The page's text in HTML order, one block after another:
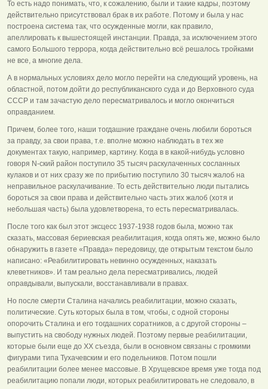
То есть надо понимать, что, к сожалению, были и такие кадры, поэтому
действительно присутствовал брак в их работе. Потому и была у нас
построена система так, что осужденные могли, как правило,
апеллировать к вышестоящей инстанции. Правда, за исключением этого
самого Большого террора, когда действительно всё решалось тройками
не все, а многие дела.
А в нормальных условиях дело могло перейти на следующий уровень, на
областной, потом дойти до республиканского суда и до Верховного суда
СССР и там зачастую дело пересматривалось и могло окончиться
оправданием.
Причем, более того, наши тогдашние граждане очень любили бороться
за правду, за свои права, т.е. вполне можно наблюдать в тех же
документах такую, например, картину. Когда в в какой-нибудь условно
говоря N-ский район поступило 35 тысяч раскулаченных сосланных
кулаков и от них сразу же по прибытию поступило 30 тысяч жалоб на
неправильное раскулачивание. То есть действительно люди пытались
бороться за свои права и действительно часть этих жалоб (хотя и
небольшая часть) была удовлетворена, то есть пересматривалась.
После того как был этот эксцесс 1937-1938 годов была, можно так
сказать, массовая бериевская реабилитация, когда опять же, можно было
обнаружить в газете «Правда» передовицу, где открытым текстом было
написано: «Реабилитировать невинно осужденных, наказать
клеветников». И там реально дела пересматривались, людей
оправдывали, выпускали, восстанавливали в правах.
Но после смерти Сталина начались реабилитации, можно сказать,
политические. Суть которых была в том, чтобы, с одной стороны
опорочить Сталина и его тогдашних соратников, а с другой стороны –
выпустить на свободу нужных людей. Поэтому первые реабилитации,
которые были еще до XX съезда, были в основном связаны с громкими
фигурами типа Тухачевским и его подельников. Потом пошли
реабилитации более менее массовые. В Хрущевское время уже тогда под
реабилитацию попали люди, которых реабилитировать не следовало, в